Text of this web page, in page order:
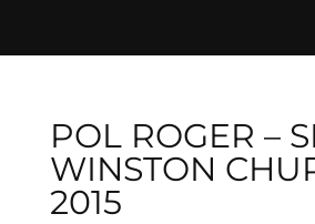
POL ROGER –
WINSTON
2015